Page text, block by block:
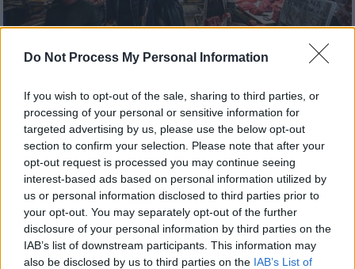
Do Not Process My Personal Information
If you wish to opt-out of the sale, sharing to third parties, or
processing of your personal or sensitive information for
targeted advertising by us, please use the below opt-out
section to confirm your selection. Please note that after your
opt-out request is processed you may continue seeing
interest-based ads based on personal information utilized by
us or personal information disclosed to third parties prior to
your opt-out. You may separately opt-out of the further
disclosure of your personal information by third parties on the
IAB’s list of downstream participants. This information may
also be disclosed by us to third parties on the IAB’s List of
Οικονομία |20.12.2025 06:40
Πανάκριβο το φετινό εορταστικό
τραπέζι: Πόσα παραπάνω θα
πληρώσουμε στο ρεβεγιόν - Οι
μεγαλύτερες αυξήσεις
Από 15% έως 30% περισσότερα χρήματα θα
κληθούν να καταβάλλουν οι καταναλωτές
για το σπιτικό εορταστικό τραπέζι